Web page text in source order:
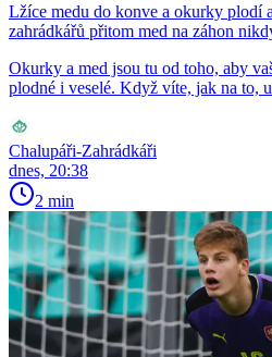
Lžíce medu do konve a okurky plodí
zahrádkářů přitom med na záhon
Okurky a med jsou tu od toho, aby
plodné i veselé. Když víte, jak na to,
Chalupáři-Zahrádkáři
dnes, 20:38
2 min